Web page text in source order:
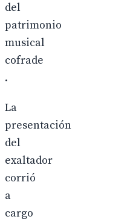
del
patrimonio
musical
cofrade
.
La
presentación
del
exaltador
corrió
a
cargo